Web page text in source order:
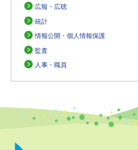
広報・広聴
統計
情報公開・個人情報保護
監査
人事・職員